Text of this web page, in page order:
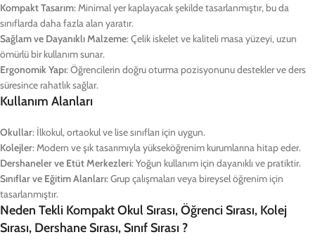
Kompakt Tasarım: Minimal yer kaplayacak şekilde tasarlanmıştır, bu da
sınıflarda daha fazla alan yaratır.
Sağlam ve Dayanıklı Malzeme: Çelik iskelet ve kaliteli masa yüzeyi, uzun
ömürlü bir kullanım sunar.
Ergonomik Yapı: Öğrencilerin doğru oturma pozisyonunu destekler ve ders
süresince rahatlık sağlar.
Kullanım Alanları
Okullar: İlkokul, ortaokul ve lise sınıfları için uygun.
Kolejler: Modern ve şık tasarımıyla yükseköğrenim kurumlarına hitap eder.
Dershaneler ve Etüt Merkezleri: Yoğun kullanım için dayanıklı ve pratiktir.
Sınıflar ve Eğitim Alanları: Grup çalışmaları veya bireysel öğrenim için
tasarlanmıştır.
Neden Tekli Kompakt Okul Sırası, Öğrenci Sırası, Kolej
Sırası, Dershane Sırası, Sınıf Sırası ?